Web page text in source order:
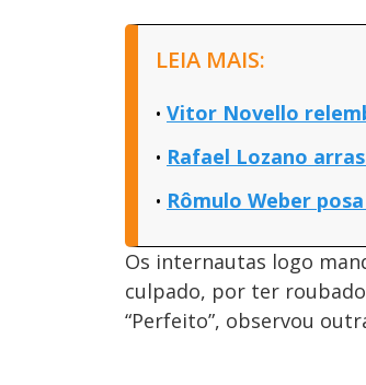
LEIA MAIS:
Vitor Novello
Rafael Lozano
Rômulo Weber
Os internautas logo
culpado, por ter
“Perfeito”, observou